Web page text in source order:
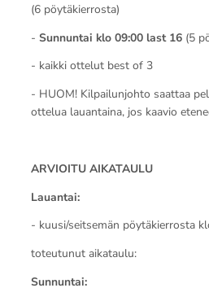
(6 pöytäkierrosta)
- Sunnuntai klo 09:00 last 16(5
- kaikki ottelut best of 3
- HUOM! Kilpailunjohto saattaa
ottelua lauantaina, jos kaavio
ARVIOITU AIKATAULU
Lauantai:
- kuusi/seitsemän pöytäkierrosta
toteutunut aikataulu:
Sunnuntai: